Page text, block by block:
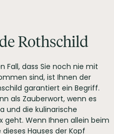
Rothschild
Fall, dass Sie noch nie mit
sind, ist Ihnen der
garantiert ein Begriff.
als Zauberwort, wenn es
und die kulinarische
geht. Wenn Ihnen allein beim
Hauses der Kopf